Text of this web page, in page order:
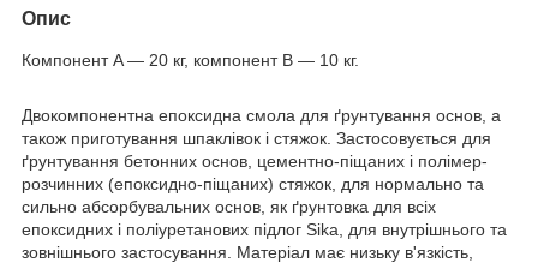
Опис
Компонент A — 20 кг, компонент B — 10 кг.
Двокомпонентна епоксидна смола для ґрунтування основ, а
також приготування шпаклівок і стяжок. Застосовується для
ґрунтування бетонних основ, цементно-піщаних і полімер-
розчинних (епоксидно-піщаних) стяжок, для нормально та
сильно абсорбувальних основ, як ґрунтовка для всіх
епоксидних і поліуретанових підлог Sika, для внутрішнього та
зовнішнього застосування. Матеріал має низьку в'язкість,